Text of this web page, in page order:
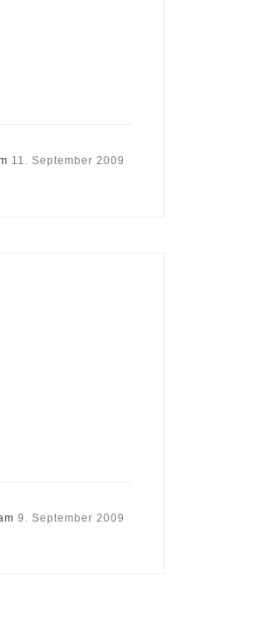
11. September 2009
9. September 2009